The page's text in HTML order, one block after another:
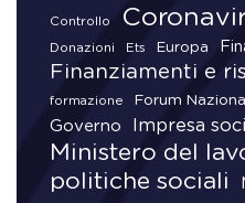
Controllo
Donazioni Ets Europa
Finanziamenti e
formazione Forum
Governo Impresa
Ministero del
politiche sociali